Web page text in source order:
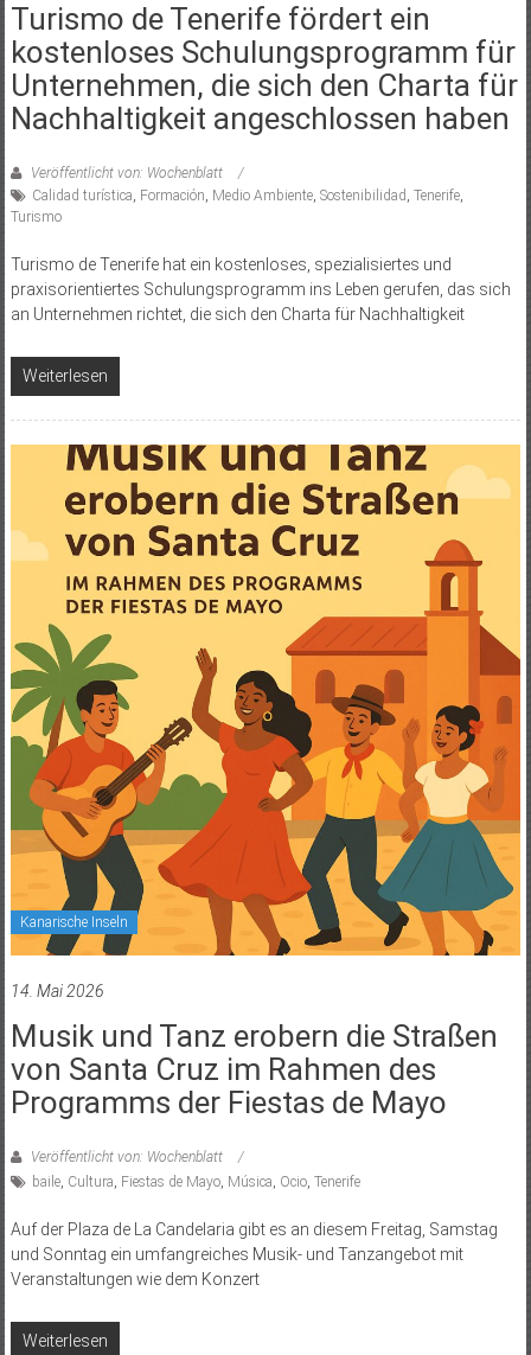
Turismo de Tenerife fördert ein
kostenloses Schulungsprogramm für
Unternehmen, die sich den Charta für
Nachhaltigkeit angeschlossen haben
Veröffentlicht von: Wochenblatt
Calidad turística, Formación, Medio Ambiente, Sostenibilidad , Tenerife,
Turismo
Turismo de Tenerife hat ein kostenloses, spezialisiertes und
praxisorientiertes Schulungsprogramm ins Leben gerufen, das sich
an Unternehmen richtet, die sich den Charta für Nachhaltigkeit
Weiterlesen
Kanarische Inseln
14. Mai 2026
Musik und Tanz erobern die Straßen
von Santa Cruz im Rahmen des
Programms der Fiestas de Mayo
Veröffentlicht von: Wochenblatt
baile, Cultura Fiestas de Mayo, Música Ocio, Tenerife
Auf der Plaza de La Candelaria gibt es an diesem Freitag, Samstag
und Sonntag ein umfangreiches Musik- und Tanzangebot mit
Veranstaltungen wie dem Konzert
Weiterlesen